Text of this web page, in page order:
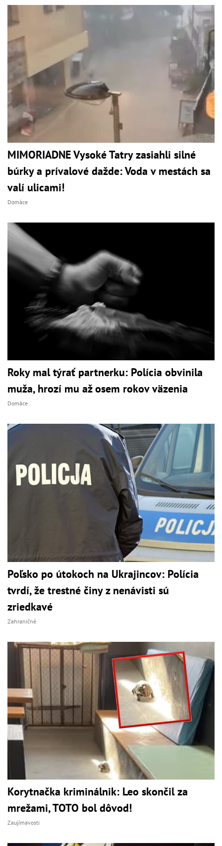
MIMORIADNE Vysoké Tatry zasiahli silné
búrky a prívalové dažde: Voda v mestách sa
valí ulicami!
Domáce
Roky mal týrať partnerku: Polícia obvinila
muža, hrozí mu až osem rokov väzenia
Domáce
Poľsko po útokoch na Ukrajincov: Polícia
tvrdí, že trestné činy z nenávisti sú
zriedkavé
Zahraničné
Korytnačka kriminálnik: Leo skončil za
mrežami, TOTO bol dôvod!
Zaujímavosti